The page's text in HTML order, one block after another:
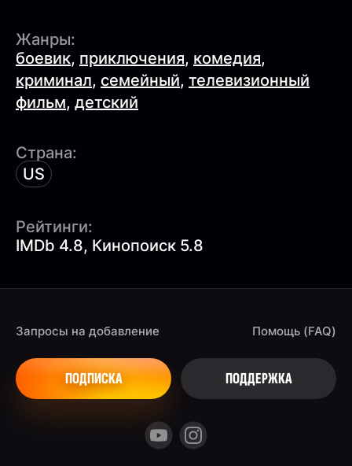
Жанры:
боевик, приключения, комедия,
криминал, семейный, телевизионный
фильм, детский
Страна:
US
Рейтинги:
IMDb 4.8, Кинопоиск 5.8
Запросы на добавление
ПОДПИСКА
Помощь (FAQ)
ПОДДЕРЖКА